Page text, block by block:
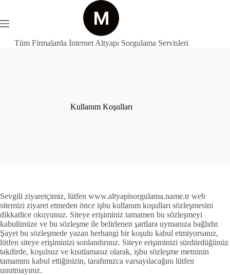
content
Tüm Firmalarda İnternet Altyapı Sorgulama Servisleri
Kullanım Koşulları
Sevgili ziyaretçimiz, lütfen www.altyapisorgulama.name.tr web
sitemizi ziyaret etmeden önce işbu kullanım koşulları sözleşmesini
dikkatlice okuyunuz. Siteye erişiminiz tamamen bu sözleşmeyi
kabulünüze ve bu sözleşme ile belirlenen şartlara uymanıza bağlıdır.
Şayet bu sözleşmede yazan herhangi bir koşulu kabul etmiyorsanız,
lütfen siteye erişiminizi sonlandırınız. Siteye erişiminizi sürdürdüğünüz
takdirde, koşulsuz ve kısıtlamasız olarak, işbu sözleşme metninin
tamamını kabul ettiğinizin, tarafımızca varsayılacağını lütfen
unutmayınız.